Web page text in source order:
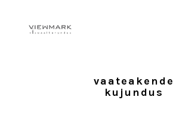
vaateakende
kujundus